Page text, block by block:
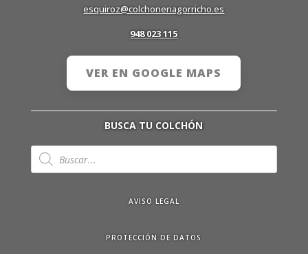
esquiroz@colchoneriagorricho.es
948 023 115
VER EN GOOGLE MAPS
BUSCA TU COLCHÓN
Búsqueda
de
productos
AVISO LEGAL
PROTECCIÓN DE DATOS